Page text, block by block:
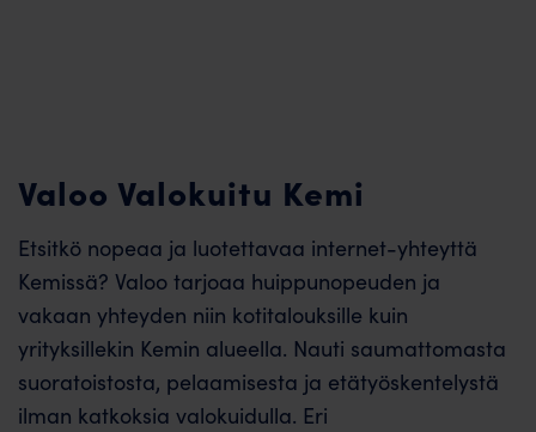
Valoo Valokuitu Kemi
Etsitkö nopeaa ja luotettavaa internet-yhteyttä
Kemissä? Valoo tarjoaa huippunopeuden ja
vakaan yhteyden niin kotitalouksille kuin
yrityksillekin Kemin alueella. Nauti saumattomasta
suoratoistosta, pelaamisesta ja etätyöskentelystä
ilman katkoksia valokuidulla. Eri